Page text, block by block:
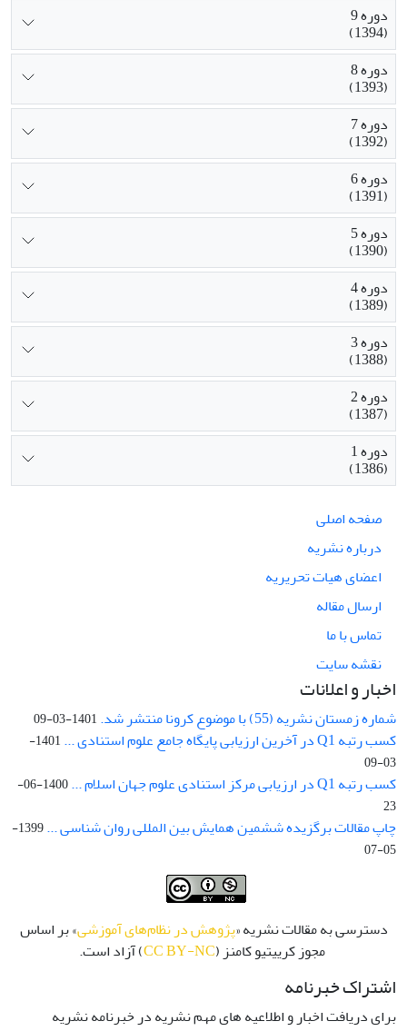
دوره 9
(1394)
دوره 8
(1393)
دوره 7
(1392)
دوره 6
(1391)
دوره 5
(1390)
دوره 4
(1389)
دوره 3
(1388)
دوره 2
(1387)
دوره 1
(1386)
صفحه اصلی
درباره نشریه
اعضای هیات تحریریه
ارسال مقاله
تماس با ما
نقشه سایت
اخبار و اعلانات
شماره زمستان نشریه (55) با موضوع کرونا منتشر شد. 1401-03-09
کسب رتبه Q1 در آخرین ارزیابی پایگاه جامع علوم استنادی ...
1401-
03-09
کسب رتبه Q1 در ارزیابی مرکز استنادی علوم جهان اسلام ...
1400-06-
23
چاپ مقالات برگزیده ششمین همایش بین المللی روان شناسی ...
1399-
05-07
دسترسی به مقالات نشریه «پژوهش در نظام‌های آموزشی» بر اساس
مجوز کرییتیو کامنز (CC BY-NC) آزاد است.
اشتراک خبرنامه
برای دریافت اخبار و اطلاعیه های مهم نشریه در خبرنامه نشریه